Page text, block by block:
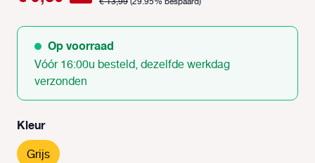
Op voorraad
Vóór 16:00u besteld, dezelfde werkdag
verzonden
Selecteer
Kleur
Grijs